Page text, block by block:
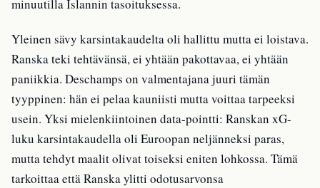
minuutilla Islannin tasoituksessa.
Yleinen sävy karsintakaudelta oli hallittu mutta ei loistava.
Ranska teki tehtävänsä, ei yhtään pakottavaa, ei yhtään
paniikkia. Deschamps on valmentajana juuri tämän
tyyppinen: hän ei pelaa kauniisti mutta voittaa tarpeeksi
usein. Yksi mielenkiintoinen data-pointti: Ranskan xG-
luku karsintakaudella oli Euroopan neljänneksi paras,
mutta tehdyt maalit olivat toiseksi eniten lohkossa. Tämä
tarkoittaa että Ranska ylitti odotusarvonsa